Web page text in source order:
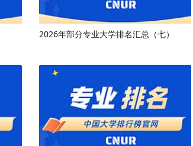
2026年部分专业大学排名汇总（七）